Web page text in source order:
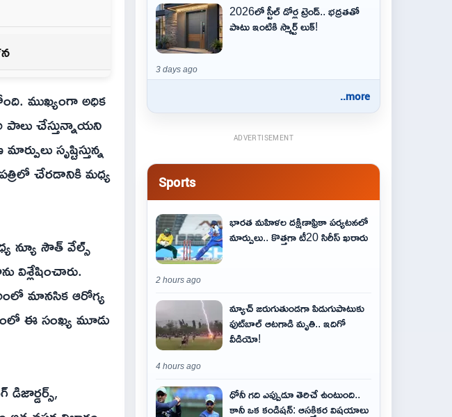
ముఖ్యంగా అధిక
పాలు చేస్తున్నాయని
సృష్టిస్తున్న
చేరడానికి మధ్య
న్యూ సౌత్ వేల్స్
విశ్లేషించారు.
మానసిక ఆరోగ్య
ఈ సంఖ్య మూడు
2026లో స్టీల్ డోర్ల ట్రెండ్.. భద్రతతో
పాటు ఇంటికి స్మార్ట్ లుక్!
3 days ago
..more
ADVERTISEMENT
Sports
భారత మహిళల దక్షిణాఫ్రికా పర్యటనలో
మార్పులు.. కొత్తగా టీ20 సిరీస్ ఖరారు
2 hours ago
మ్యాచ్ జరుగుతుండగా పిడుగుపాటుకు
ఫుట్‌బాల్ ఆటగాడి మృతి.. ఇదిగో
వీడియో!
4 hours ago
ధోనీ గది ఎప్పుడూ తెరిచే ఉంటుంది..
కానీ ఒక కండిషన్: ఆసక్తికర విషయాలు